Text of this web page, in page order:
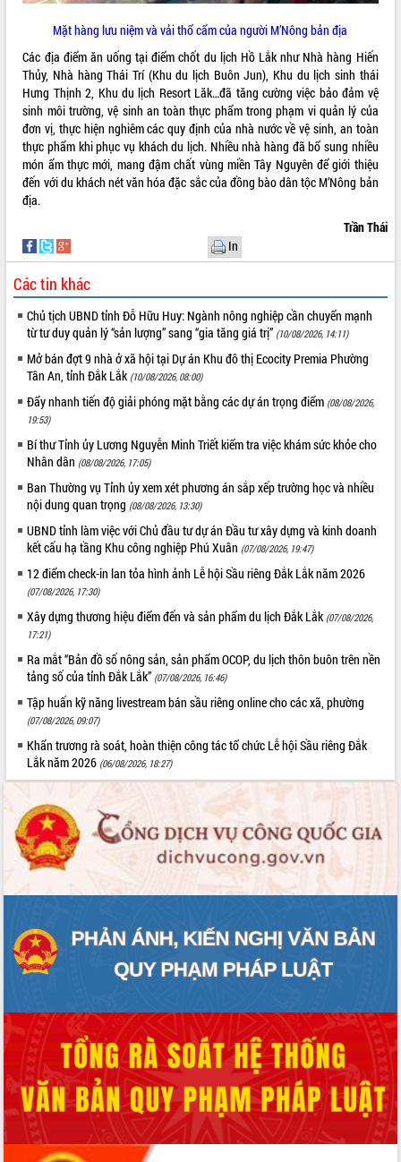
Mặt hàng lưu niệm và vải thổ cẩm của người M’Nông bản địa
Các địa điểm ăn uống tại điểm chốt du lịch Hồ Lắk như Nhà hàng Hiến
Thủy, Nhà hàng Thái Trí (Khu du lịch Buôn Jun), Khu du lịch sinh thái
Hưng Thịnh 2, Khu du lịch Resort Lăk…đã tăng cường việc bảo đảm vệ
sinh môi trường, vệ sinh an toàn thực phẩm trong phạm vi quản lý của
đơn vị, thực hiện nghiêm các quy định của nhà nước về vệ sinh, an toàn
thực phẩm khi phục vụ khách du lịch. Nhiều nhà hàng đã bổ sung nhiều
món ẩm thực mới, mang đậm chất vùng miền Tây Nguyên để giới thiệu
đến với du khách nét văn hóa đặc sắc của đồng bào dân tộc M’Nông bản
địa.
Trần Thái
In
Các tin khác
Chủ tịch UBND tỉnh Đỗ Hữu Huy: Ngành nông nghiệp cần chuyển mạnh
từ tư duy quản lý “sản lượng” sang “gia tăng giá trị” (10/08/2026, 14:11)
Mở bán đợt 9 nhà ở xã hội tại Dự án Khu đô thị Ecocity Premia Phường
Tân An, tỉnh Đắk Lắk (10/08/2026, 08:00)
Đẩy nhanh tiến độ giải phóng mặt bằng các dự án trọng điểm (08/08/2026,
19:53)
Bí thư Tỉnh ủy Lương Nguyễn Minh Triết kiểm tra việc khám sức khỏe cho
Nhân dân (08/08/2026, 17:05)
Ban Thường vụ Tỉnh ủy xem xét phương án sắp xếp trường học và nhiều
nội dung quan trọng (08/08/2026, 13:30)
UBND tỉnh làm việc với Chủ đầu tư dự án Đầu tư xây dựng và kinh doanh
kết cấu hạ tầng Khu công nghiệp Phú Xuân (07/08/2026, 19:47)
12 điểm check-in lan tỏa hình ảnh Lễ hội Sầu riêng Đắk Lắk năm 2026
(07/08/2026, 17:30)
Xây dựng thương hiệu điểm đến và sản phẩm du lịch Đắk Lắk (07/08/2026,
17:21)
Ra mắt “Bản đồ số nông sản, sản phẩm OCOP, du lịch thôn buôn trên nền
tảng số của tỉnh Đắk Lắk” (07/08/2026, 16:46)
Tập huấn kỹ năng livestream bán sầu riêng online cho các xã, phường
(07/08/2026, 09:07)
Khẩn trương rà soát, hoàn thiện công tác tổ chức Lễ hội Sầu riêng Đắk
Lắk năm 2026 (06/08/2026, 18:27)